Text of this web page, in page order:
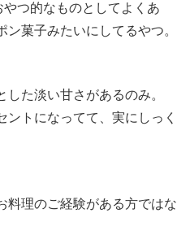
つ的なものとしてよくあ
菓子みたいにしてるやつ。
た淡い甘さがあるのみ。
トになってて、実にしっく
料理のご経験がある方ではな